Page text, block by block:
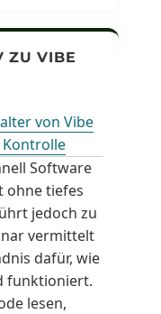
ZU VIBE
von Vibe
Kontrolle
Software
ohne tiefes
jedoch zu
vermittelt
dafür, wie
funktioniert.
lesen,